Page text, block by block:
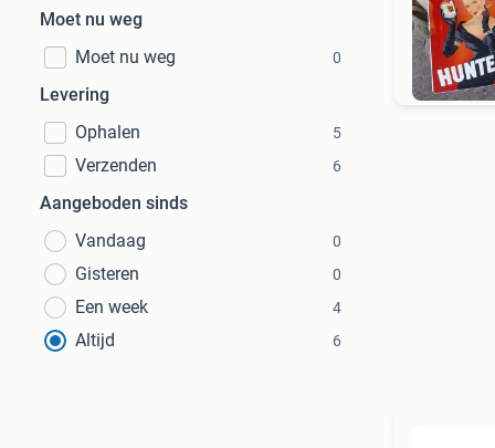
Moet nu weg
Moet nu weg
0
Levering
Ophalen
5
Verzenden 6
Aangeboden sinds
Vandaag
0
Gisteren 0
Een week 4
Altijd 6